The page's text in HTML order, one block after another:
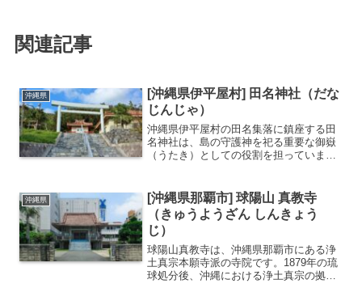
関連記事
沖縄県
[沖縄県伊平屋村] 田名神社（だな
じんじゃ）
沖縄県伊平屋村の田名集落に鎮座する田
名神社は、島の守護神を祀る重要な御嶽
（うたき）としての役割を担っていま
変わるような、厳かで神秘的な雰囲気に
満ちています。琉球王国時代...
沖縄県
[沖縄県那覇市] 球陽山 真教寺
（きゅうようざん しんきょう
じ）
球陽山真教寺は、沖縄県那覇市にある浄
土真宗本願寺派の寺院です。1879年の琉
球処分後、沖縄における浄土真宗の拠点